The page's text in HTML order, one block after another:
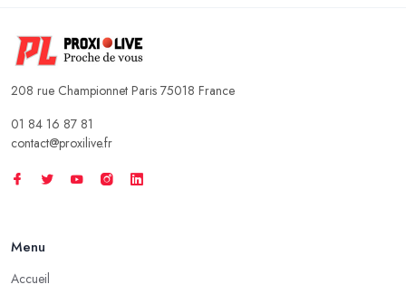
208 rue Championnet Paris 75018 France
01 84 16 87 81
contact@proxilive.fr
Menu
Accueil